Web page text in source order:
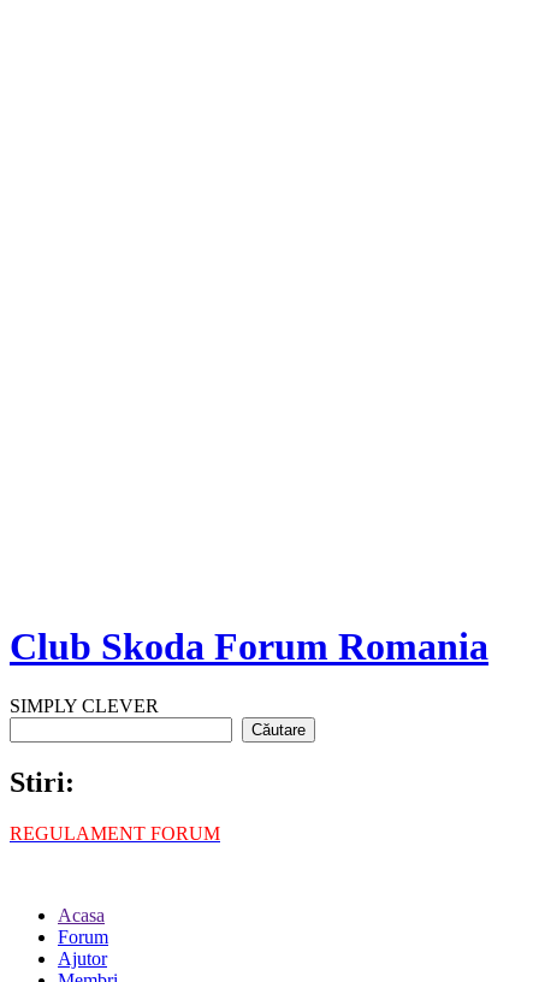
Club Skoda Forum Romania
SIMPLY CLEVER
Stiri:
REGULAMENT FORUM
Acasa
Forum
Ajutor